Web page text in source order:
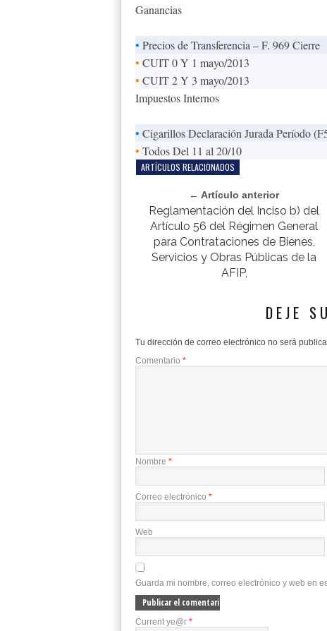
Ganancias
• Precios de Transferencia – F. 969 Cierre
• CUIT 0 Y 1 mayo/2013
• CUIT 2 Y 3 mayo/2013
Impuestos Internos
• Cigarillos Declaración Jurada Período
• Todos Del 11 al 20/10
ARTÍCULOS RELACIONADOS
← Artículo anterior
Reglamentación del Inciso b) del
Artículo 56 del Régimen General
para Contrataciones de Bienes,
Servicios y Obras Públicas de la
AFIP,
DEJE
Tu dirección de correo electrónico no será
Comentario *
Nombre *
Correo electrónico *
Web
Guarda mi nombre, correo electrónico y web en
Current ye@r *